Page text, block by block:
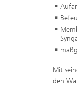
Mit
den